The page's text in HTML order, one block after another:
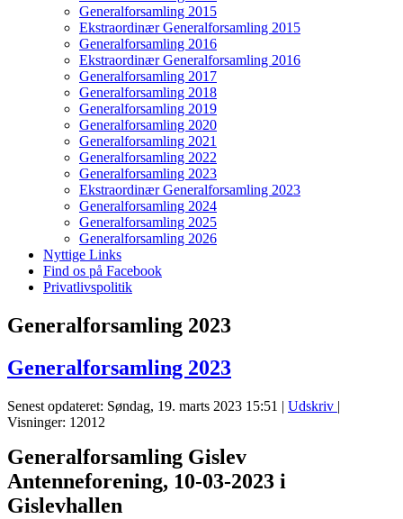
Generalforsamling 2015
Ekstraordinær Generalforsamling 2015
Generalforsamling 2016
Ekstraordinær Generalforsamling 2016
Generalforsamling 2017
Generalforsamling 2018
Generalforsamling 2019
Generalforsamling 2020
Generalforsamling 2021
Generalforsamling 2022
Generalforsamling 2023
Ekstraordinær Generalforsamling 2023
Generalforsamling 2024
Generalforsamling 2025
Generalforsamling 2026
Nyttige Links
Find os på Facebook
Privatlivspolitik
Generalforsamling 2023
Generalforsamling 2023
Senest opdateret: Søndag, 19. marts 2023 15:51 | Udskriv |
Visninger: 12012
Generalforsamling Gislev
Antenneforening, 10-03-2023 i
Gislevhallen